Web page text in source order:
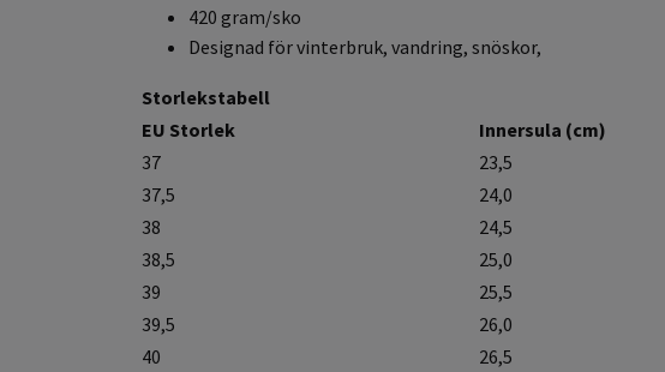
420 gram/sko
Designad för vinterbruk, vandring, snöskor,
Storlekstabell
EU Storlek
Innersula (cm)
37
23,5
37,5
24,0
38
24,5
38,5
25,0
39
25,5
39,5
26,0
40
26,5